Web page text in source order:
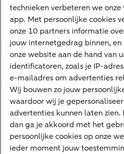
ABN AMRO app
Tikkie
Apple Pay
Google Pay
Veilig bankieren
Meest gezocht
Hypotheek berekenen
E.dentifier
Jaaroverzicht
technieken verbeteren we onze
app. Met persoonlijke cookies
onze 10 partners informatie
jouw internetgedrag binnen,
onze website aan de hand van
identificatoren, zoals je IP-
e-mailadres om advertenties
Wij bouwen zo jouw
waardoor wij je
advertenties kunnen laten zien.
dan ga je akkoord met het
persoonlijke cookies op onze
ieder moment jouw